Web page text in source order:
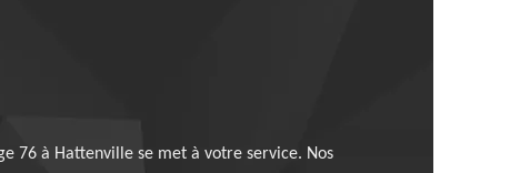
76 à Hattenville se met à votre service. Nos